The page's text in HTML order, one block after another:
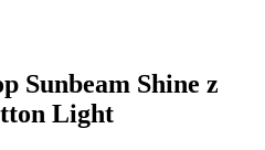
Sunbeam Shine z
Light